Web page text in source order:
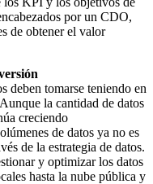
por un CDO,
de obtener el valor
deben tomarse teniendo en
la cantidad de datos
creciendo
de datos ya no es
de la estrategia de datos.
y optimizar los datos
hasta la nube pública y